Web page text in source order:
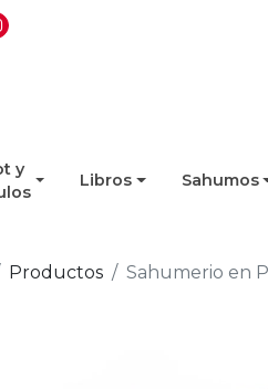
y
Libros Sahumos
Productos Sahumerio en